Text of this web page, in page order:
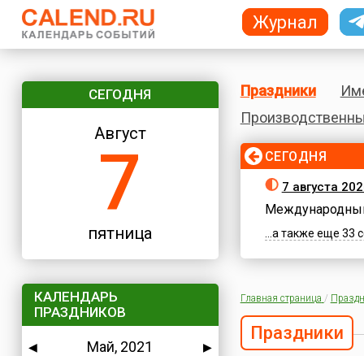
СЕГОДНЯ
Август
7
пятница
КАЛЕНДАРЬ
ПРАЗДНИКОВ
◀ Май, 2021
▶
Праздники
СЕГОДНЯ
7 августа
...а также еще 33
Главная страница /
Праздники
Журнал